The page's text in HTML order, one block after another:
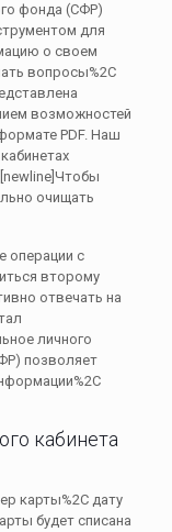
фонда (СФР)
для
о своем
вопросы%2C
возможностей
PDF. Наш
очищать
операции с
второму
отвечать на
личного
позволяет
кабинета
карты%2C дату
будет списана